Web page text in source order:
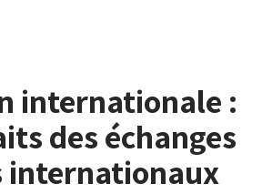
internationale :
des échanges
internationaux